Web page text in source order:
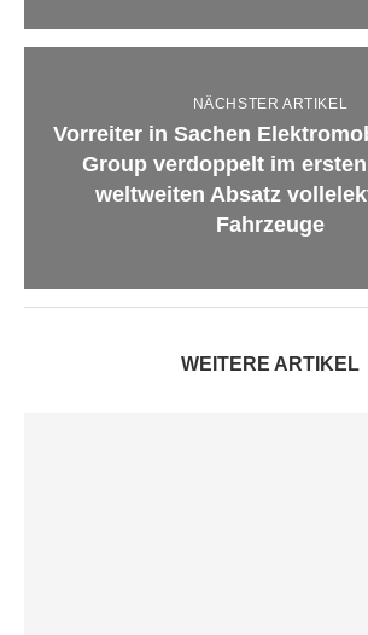
NÄCHSTER ARTIKEL
Vorreiter in Sachen
Group verdoppelt im
weltweiten Absatz
Fahrzeuge
WEITERE ARTIKEL